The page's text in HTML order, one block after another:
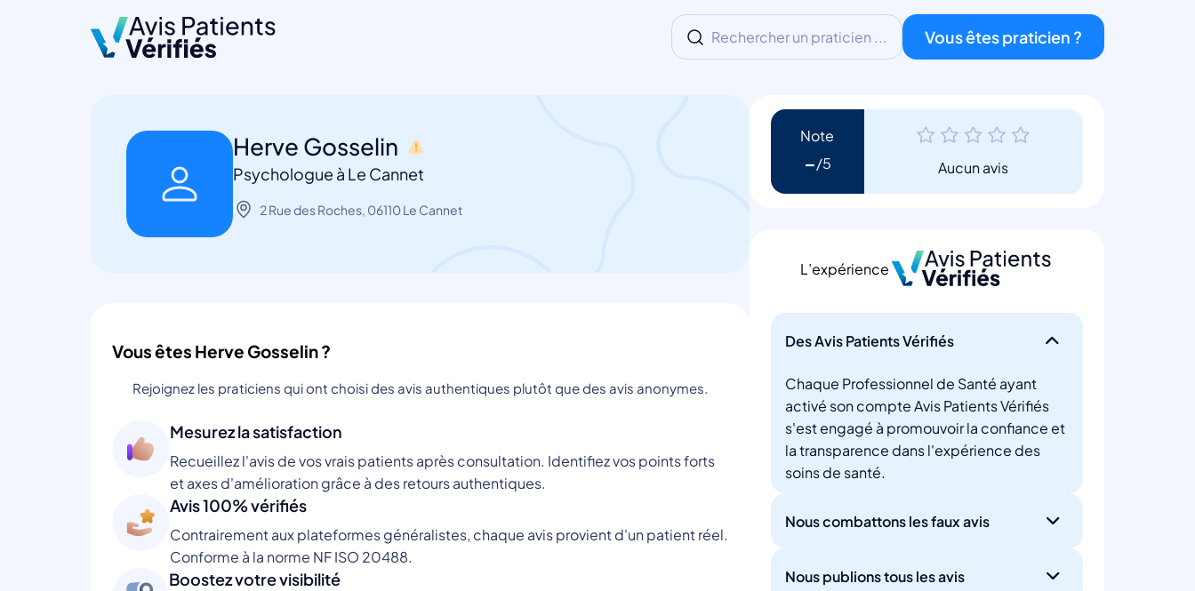
Rechercher un praticien ... Vous êtes praticien ?
Herve Gosselin
Psychologue à Le Cannet
2 Rue des Roches, 06110 Le Cannet
Vous êtes Herve Gosselin ?
Rejoignez les praticiens qui ont choisi des avis authentiques plutôt que des avis anonymes.
Mesurez la satisfaction
Recueillez l'avis de vos vrais patients après consultation. Identifiez vos points forts
et axes d'amélioration grâce à des retours authentiques.
Avis 100% vérifiés
Contrairement aux plateformes généralistes, chaque avis provient d'un patient réel.
Conforme à la norme NF ISO 20488.
Boostez votre visibilité
Note
- Aucun avis
L’expérience
Des Avis Patients Vérifiés
Chaque Professionnel de Santé ayant
activé son compte Avis Patients Vérifiés
s'est engagé à promouvoir la confiance et
la transparence dans l'expérience des
soins de santé.
Nous combattons les faux avis
Nous publions tous les avis